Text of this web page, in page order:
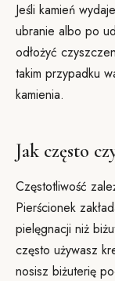
Jeśli kamień
ubranie albo po
odłożyć
takim przypadku
kamienia.
Jak często
Częstotliwość
Pierścionek
pielęgnacji niż
często używasz
nosisz biżuterię